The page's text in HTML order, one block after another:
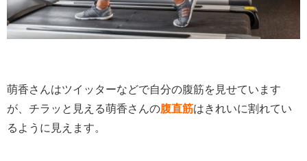
萌香さんはツイッターなどで自分の腹筋を見せています
が、チラッと見える萌香さんの腹直筋はきれいに割れてい
るように見えます。